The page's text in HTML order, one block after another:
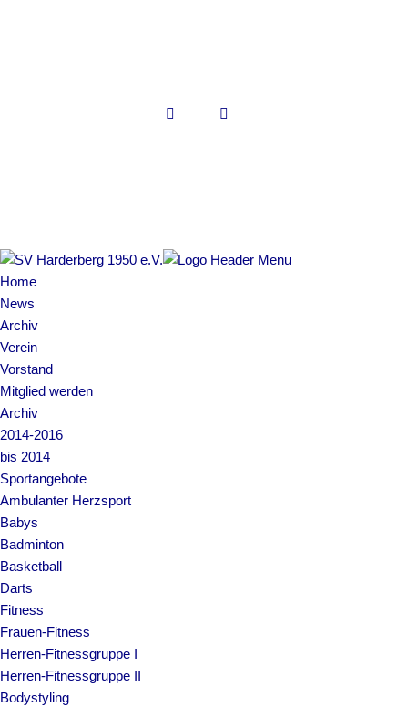
Home
News
Archiv
Verein
Vorstand
Mitglied werden
Archiv
2014-2016
bis 2014
Sportangebote
Ambulanter Herzsport
Babys
Badminton
Basketball
Darts
Fitness
Frauen-Fitness
Herren-Fitnessgruppe I
Herren-Fitnessgruppe II
Bodystyling